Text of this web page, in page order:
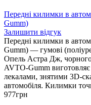
Передні килимки в
Gumm)
Залишити відгук
Передні килимки в
Gumm) — гумові
Опель Астра Дж,
AVTO-Gumm
лекалами, знятими 3D-
автомобіля. Килимки
977грн